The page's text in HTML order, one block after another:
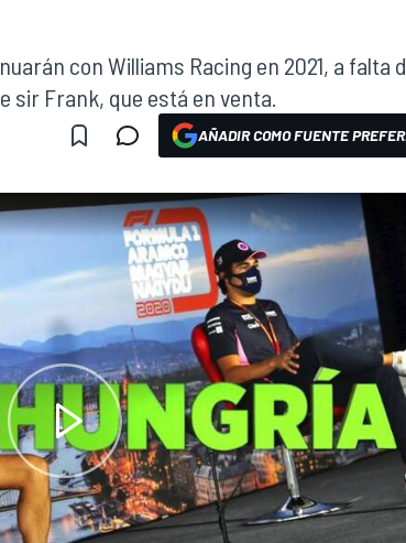
con Williams Racing en 2021, a falta
sir Frank, que está en venta.
AÑADIR COMO FUENTE